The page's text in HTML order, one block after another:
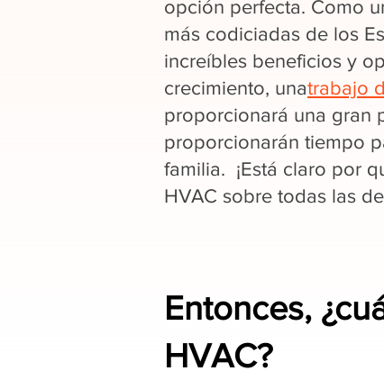
opción perfecta. Como
más codiciadas de los
increíbles beneficios y
crecimiento, unatrabajo
proporcionará una gran
proporcionarán tiempo
familia. ¡Está claro por
HVAC sobre todas las
Entonces,
HVAC?